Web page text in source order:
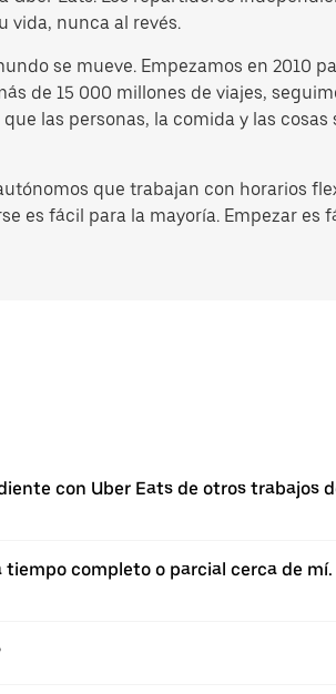
vida, nunca al revés.
se mueve. Empezamos en 2010
de 15 000 millones de viajes,
las personas, la comida y las
que trabajan con horarios
es fácil para la mayoría. Empezar es
con Uber Eats de otros trabajos
completo o parcial cerca de mí.